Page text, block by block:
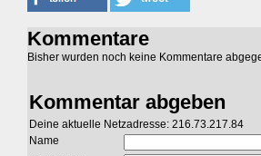
Kommentare
Bisher wurden noch keine Kommentare
Kommentar abgeben
Deine aktuelle Netzadresse: 216.73.217.84
Name